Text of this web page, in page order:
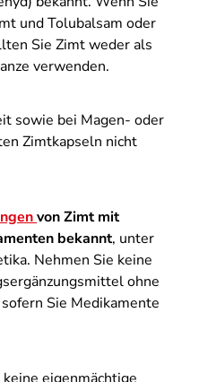
und Tolubalsam oder
Sie Zimt weder als
verwenden.
sowie bei Magen- oder
Zimtkapseln nicht
von Zimt mit
bekannt, unter
Nehmen Sie keine
ohne
Sie Medikamente